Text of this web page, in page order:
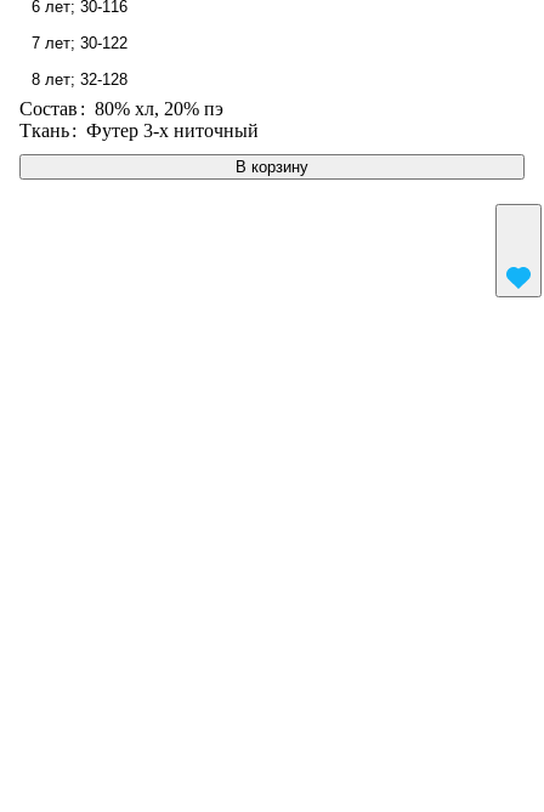
В корзину
6 лет; 30-116
7 лет; 30-122
8 лет; 32-128
Состав: 80% хл, 20% пэ
Ткань: Футер 3-х ниточный